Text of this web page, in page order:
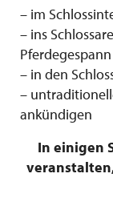
– im
– ins
– in den
–
ankündigen
In einigen